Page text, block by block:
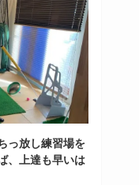
っ放し練習場を
、上達も早いは